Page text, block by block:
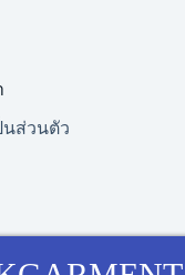
นส่วนตัว